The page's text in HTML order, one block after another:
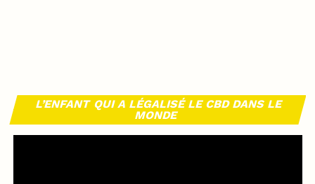
L’ENFANT QUI A LÉGALISÉ LE CBD DANS LE
MONDE